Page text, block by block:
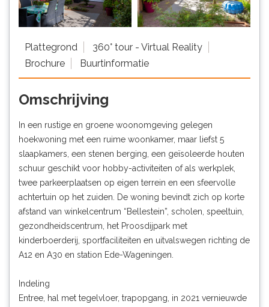
Plattegrond
360° tour - Virtual Reality
Brochure
Buurtinformatie
Omschrijving
In een rustige en groene woonomgeving gelegen
hoekwoning met een ruime woonkamer, maar liefst 5
slaapkamers, een stenen berging, een geïsoleerde houten
schuur geschikt voor hobby-activiteiten of als werkplek,
twee parkeerplaatsen op eigen terrein en een sfeervolle
achtertuin op het zuiden. De woning bevindt zich op korte
afstand van winkelcentrum “Bellestein”, scholen, speeltuin,
gezondheidscentrum, het Proosdijpark met
kinderboerderij, sportfaciliteiten en uitvalswegen richting de
A12 en A30 en station Ede-Wageningen.
Indeling
Entree, hal met tegelvloer, trapopgang, in 2021 vernieuwde